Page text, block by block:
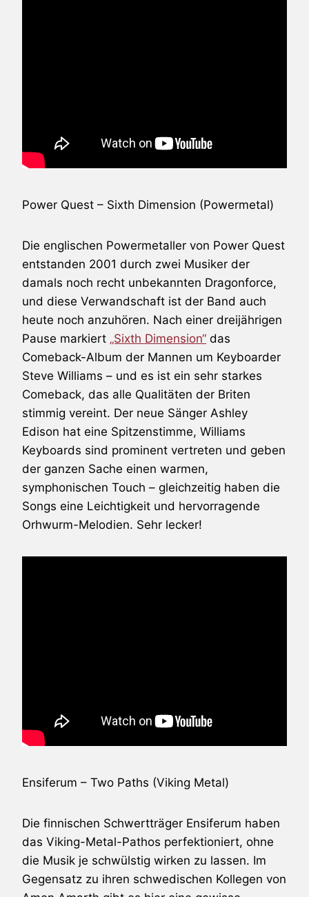
Power Quest – Sixth Dimension (Powermetal)
Die englischen Powermetaller von Power Quest
entstanden 2001 durch zwei Musiker der
damals noch recht unbekannten Dragonforce,
und diese Verwandschaft ist der Band auch
heute noch anzuhören. Nach einer dreijährigen
Pause markiert „Sixth Dimension“ das
Comeback-Album der Mannen um Keyboarder
Steve Williams – und es ist ein sehr starkes
Comeback, das alle Qualitäten der Briten
stimmig vereint. Der neue Sänger Ashley
Edison hat eine Spitzenstimme, Williams
Keyboards sind prominent vertreten und geben
der ganzen Sache einen warmen,
symphonischen Touch – gleichzeitig haben die
Songs eine Leichtigkeit und hervorragende
Orhwurm-Melodien. Sehr lecker!
Ensiferum – Two Paths (Viking Metal)
Die finnischen Schwertträger Ensiferum haben
das Viking-Metal-Pathos perfektioniert, ohne
die Musik je schwülstig wirken zu lassen. Im
Gegensatz zu ihren schwedischen Kollegen von